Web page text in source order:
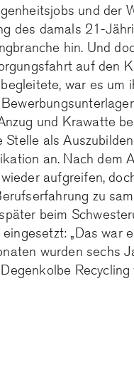
und der
des damals 21-
hin. Und
auf den
war es um
und Krawatte
Stelle als
an. Nach dem
aufgreifen,
zu
beim
„Das war
wurden sechs
Recycling